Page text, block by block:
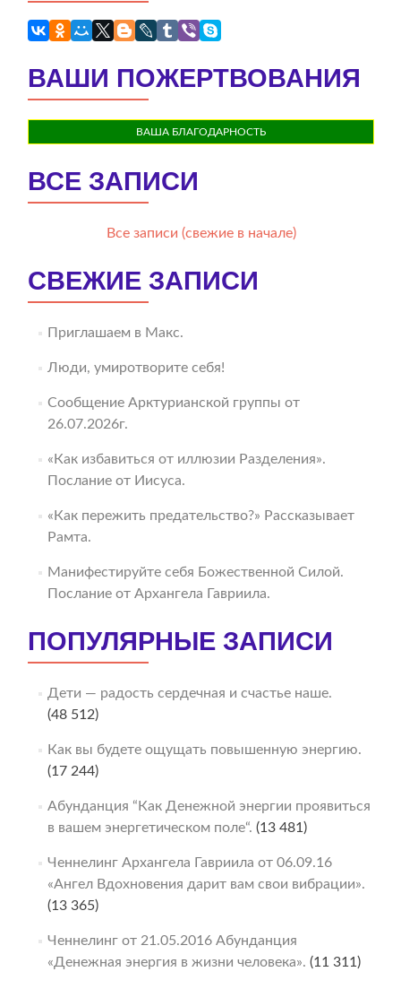
ВАШИ ПОЖЕРТВОВАНИЯ
ВАША БЛАГОДАРНОСТЬ
ВСЕ ЗАПИСИ
Все записи (свежие в начале)
СВЕЖИЕ ЗАПИСИ
Приглашаем в Макс.
Люди, умиротворите себя!
Сообщение Арктурианской группы от
26.07.2026г.
«Как избавиться от иллюзии Разделения».
Послание от Иисуса.
«Как пережить предательство?» Рассказывает
Рамта.
Манифестируйте себя Божественной Силой.
Послание от Архангела Гавриила.
ПОПУЛЯРНЫЕ ЗАПИСИ
Дети — радость сердечная и счастье наше.
(48 512)
Как вы будете ощущать повышенную энергию.
(17 244)
Абунданция “Как Денежной энергии проявиться
в вашем энергетическом поле“. (13 481)
Ченнелинг Архангела Гавриила от 06.09.16
«Ангел Вдохновения дарит вам свои вибрации».
(13 365)
Ченнелинг от 21.05.2016 Абунданция
«Денежная энергия в жизни человека». (11 311)